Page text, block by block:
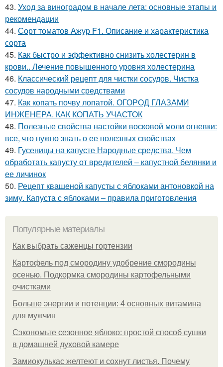
43. Уход за виноградом в начале лета: основные этапы и
рекомендации
44. Сорт томатов Ажур F1. Описание и характеристика
сорта
45. Как быстро и эффективно снизить холестерин в
крови.. Лечение повышенного уровня холестерина
46. Классический рецепт для чистки сосудов. Чистка
сосудов народными средствами
47. Как копать почву лопатой. ОГОРОД ГЛАЗАМИ
ИНЖЕНЕРА. КАК КОПАТЬ УЧАСТОК
48. Полезные свойства настойки восковой моли огневки:
все, что нужно знать о ее полезных свойствах
49. Гусеницы на капусте Народные средства. Чем
обработать капусту от вредителей – капустной белянки и
ее личинок
50. Рецепт квашеной капусты с яблоками антоновкой на
зиму. Капуста с яблоками – правила приготовления
Популярные материалы
Как выбрать саженцы гортензии
Картофель под смородину удобрение смородины
осенью. Подкормка смородины картофельными
очистками
Больше энергии и потенции: 4 основных витамина
для мужчин
Сэкономьте сезонное яблоко: простой способ сушки
в домашней духовой камере
Замиокулькас желтеют и сохнут листья. Почему